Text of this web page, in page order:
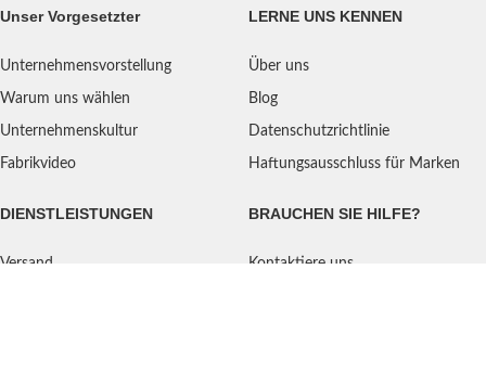
Unser Vorgesetzter
Unternehmensvorstellung
Warum uns wählen
Unternehmenskultur
Fabrikvideo
LERNE UNS KENNEN
Über uns
Blog
Datenschutzrichtlinie
Haftungsausschluss für Marken
DIENSTLEISTUNGEN
Versand
BRAUCHEN SIE HILFE?
Kontaktiere uns